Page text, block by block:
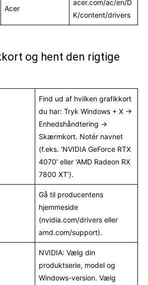
Acer
acer.com/ac/en/D
K/content/drivers
og hent den rigtige
Find ud af hvilken grafikkort
du har: Tryk Windows + X →
Enhedshåndtering →
Skærmkort. Notér navnet
(f.eks. ‘NVIDIA GeForce RTX
4070’ eller ‘AMD Radeon RX
7800 XT’).
Gå til producentens
hjemmeside
(nvidia.com/drivers eller
amd.com/support).
NVIDIA: Vælg din
produktserie, model og
Windows-version. Vælg